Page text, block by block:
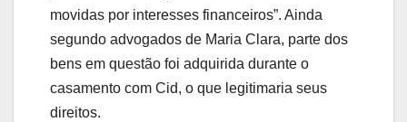
movidas por interesses financeiros”. Ainda
segundo advogados de Maria Clara, parte dos
bens em questão foi adquirida durante o
casamento com Cid, o que legitimaria seus
direitos.